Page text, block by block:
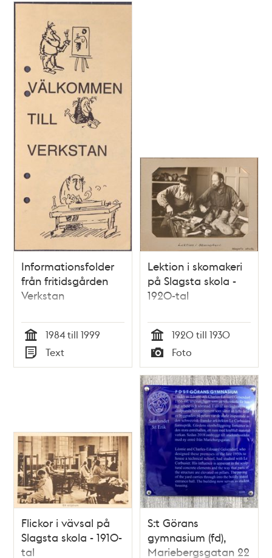
Informationsfolder
från fritidsgården
Verkstan
Tid
1984 till 1999
Typ
Text
Lektion i skomakeri
på Slagsta skola -
1920-tal
Tid
1920 till 1930
Typ
Foto
Flickor i vävsal på
Slagsta skola - 1910-
tal
S:t Görans
gymnasium (fd),
Mariebergsgatan 22